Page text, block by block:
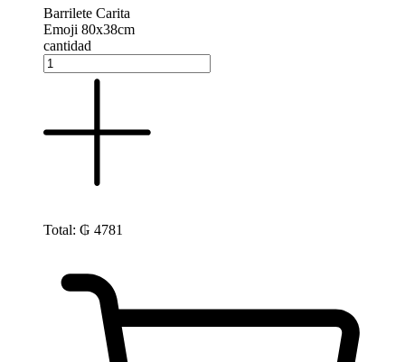
Barrilete Carita
Emoji 80x38cm
cantidad
Total: ₲ 4781